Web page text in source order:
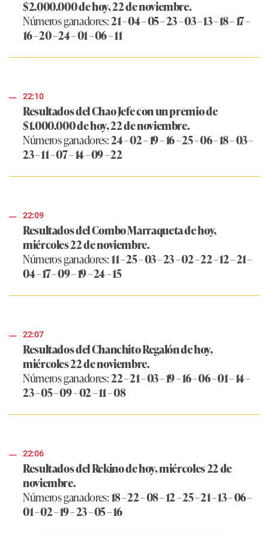
$2.000.000 de hoy, 22 de noviembre.
Números ganadores:21 – 04 – 05 – 23 – 03 – 13 – 18 – 17 –
16 – 20 – 24 – 01 – 06 – 11
22:10
Resultados del Chao Jefe con un premio de
$1.000.000 de hoy, 22 de noviembre.
Números ganadores:24 – 02 – 19 – 16 – 25 – 06 – 18 – 03 –
23 – 11 – 07 – 14 – 09 – 22
22:09
Resultados del Combo Marraqueta de hoy,
miércoles 22 de noviembre.
Números ganadores:11 – 25 – 03 – 23 – 02 – 22 – 12 – 21 –
04 – 17 – 09 – 19 – 24 – 15
22:07
Resultados del Chanchito Regalón de hoy,
miércoles 22 de noviembre.
Números ganadores:22 – 21 – 03 – 19 – 16 – 06 – 01 – 14 –
23 – 05 – 09 – 02 – 11 – 08
22:06
Resultados del Rekino de hoy, miércoles 22 de
noviembre.
Números ganadores:18 – 22 – 08 – 12 – 25 – 21 – 13 – 06 –
01 – 02 – 19 – 23 – 05 – 16